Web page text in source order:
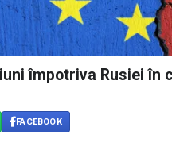
împotriva Rusiei în
FACEBOOK